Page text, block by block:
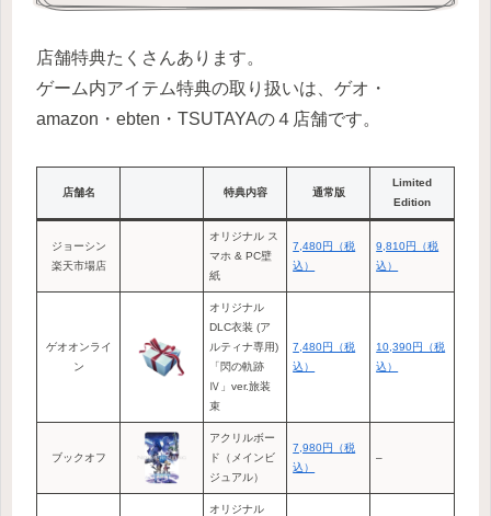
店舗特典たくさんあります。
ゲーム内アイテム特典の取り扱いは、ゲオ・
amazon・ebten・TSUTAYAの４店舗です。
店舗名 特典内容 通常版
Limited
Edition
ジョーシン
楽天市場店
オリジナル ス
マホ & PC壁
紙
7,480円（税
込）
9,810円（税
込）
ゲオオンライ
ン
オリジナル
DLC衣装 (ア
ルティナ専用)
「閃の軌跡
Ⅳ」ver.旅装
束
7,480円（税
込）
10,390円（税
込）
ブックオフ
アクリルボー
ド（メインビ
ジュアル）
7,980円（税
込）
–
オリジナル